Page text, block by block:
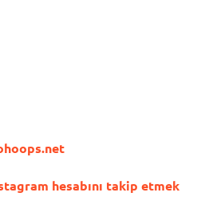
hesabını takip etmek